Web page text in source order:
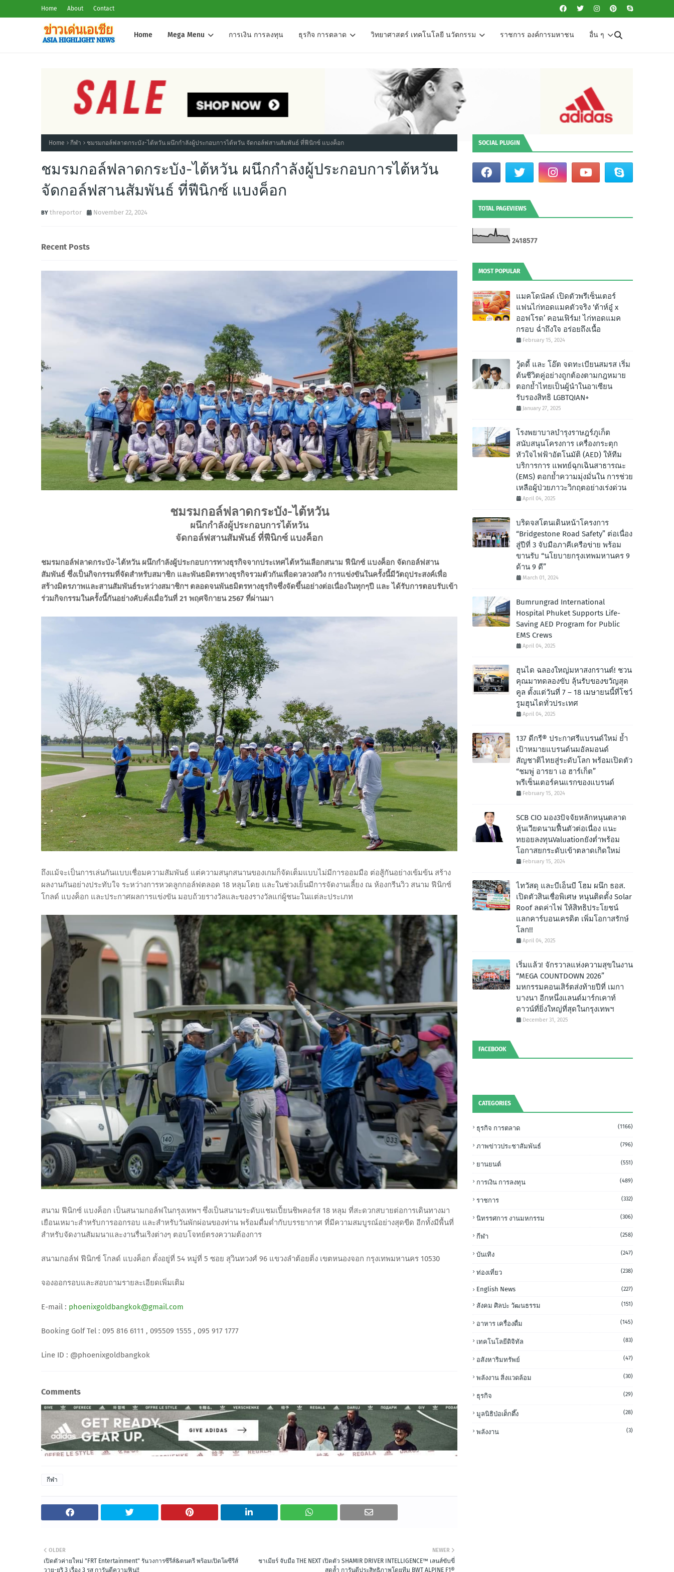
Home About Contact
Home Mega Menu การเงิน การลงทุน ธุรกิจ การตลาด วิทยาศาสตร์ เทคโนโลยี นวัตกรรม ราชการ องค์การมหาชน อื่น ๆ
Home กีฬา ชมรมกอล์ฟลาดกระบัง-ไต้หวัน ผนึกกำลังผู้ประกอบการไต้หวัน จัดกอล์ฟสานสัมพันธ์ ที่ฟีนิกซ์ แบงค็อก
ชมรมกอล์ฟลาดกระบัง-ไต้หวัน ผนึกกำลังผู้ประกอบการไต้หวัน
จัดกอล์ฟสานสัมพันธ์ ที่ฟีนิกซ์ แบงค็อก
threportor November 22, 2024
Recent Posts
ชมรมกอล์ฟลาดกระบัง-ไต้หวัน
ผนึกกำลังผู้ประกอบการไต้หวัน
จัดกอล์ฟสานสัมพันธ์ ที่ฟีนิกซ์ แบงค็อก
ชมรมกอล์ฟลาดกระบัง-ไต้หวัน ผนึกกำลังผู้ประกอบการทางธุรกิจจากประเทศไต้หวันเลือกสนาม ฟีนิกซ์ แบงค็อก จัดกอล์ฟสาน
สัมพันธ์ ซึ่งเป็นกิจกรรมที่จัดสำหรับสมาชิก และพันธมิตรทางธุรกิจรวมตัวกันเพื่อดวลวงสวิง การแข่งขันในครั้งนี้มีวัตถุประสงค์เพื่อ
สร้างมิตรภาพและสานสัมพันธ์ระหว่างสมาชิกฯ ตลอดจนพันธมิตรทางธุรกิจซึ่งจัดขึ้นอย่างต่อเนื่องในทุกๆปี และ ได้รับการตอบรับเข้า
ร่วมกิจกรรมในครั้งนี้กันอย่างคับคั่งเมื่อวันที่ 21 พฤศจิกายน 2567 ที่ผ่านมา
ถึงแม้จะเป็นการเล่นกันแบบเชื่อมความสัมพันธ์ แต่ความสนุกสนานของเกมก็จัดเต็มแบบไม่มีการออมมือ ต่อสู้กันอย่างเข้มข้น สร้าง
ผลงานกันอย่างประทับใจ ระหว่างการหวดลูกกอล์ฟตลอด 18 หลุมโดย และในช่วงเย็นมีการจัดงานเลี้ยง ณ ห้องกรีนวิว สนาม ฟีนิกซ์
โกลด์ แบงค็อก และประกาศผลการแข่งขัน มอบถ้วยรางวัลและของรางวัลแก่ผู้ชนะในแต่ละประเภท
สนาม ฟีนิกซ์ แบงค็อก เป็นสนามกอล์ฟในกรุงเทพฯ ซึ่งเป็นสนามระดับแชมเปี้ยนชิพคอร์ส 18 หลุม ที่สะดวกสบายต่อการเดินทางมา
เยือนเหมาะสำหรับการออกรอบ และสำหรับวันพักผ่อนของท่าน พร้อมดื่มด่ำกับบรรยากาศ ที่มีความสมบูรณ์อย่างสุดขีด อีกทั้งมีพื้นที่
สำหรับจัดงานสัมมนาและงานรื่นเริงต่างๆ ตอบโจทย์ตรงความต้องการ
สนามกอล์ฟ ฟีนิกซ์ โกลด์ แบงค็อก ตั้งอยู่ที่ 54 หมู่ที่ 5 ซอย สุวินทวงศ์ 96 แขวงลำต้อยติ่ง เขตหนองจอก กรุงเทพมหานคร 10530
จองออกรอบและสอบถามรายละเอียดเพิ่มเติม
E-mail : phoenixgoldbangkok@gmail.com
Booking Golf Tel : 095 816 6111 , 095509 1555 , 095 917 1777
Line ID : @phoenixgoldbangkok
Comments
กีฬา
NEWER
ชาเมียร์ จับมือ THE NEXT เปิดตัว SHAMIR DRIVER INTELLIGENCE™ เลนส์ขับขี่
สุดล้ำ การันตีประสิทธิภาพโดยทีม BWT ALPINE F1®
OLDER
เปิดตัวค่ายใหม่ "FRT Entertainment" รันวงการซีรีส์&ดนตรี พร้อมเปิดโผซีรีส์
วาย-ยูริ 3 เรื่อง 3 รส การันตีความฟิน!!
SOCIAL PLUGIN
TOTAL PAGEVIEWS
2418577
MOST POPULAR
แมคโดนัลด์ เปิดตัวพรีเซ็นเตอร์
แฟนไก่ทอดแมคตัวจริง ‘ต้าห์อู๋ x
ออฟโรด’ คอนเฟิร์ม! ไก่ทอดแมค
กรอบ ฉํ่าถึงใจ อร่อยถึงเนื้อ
February 15, 2024
วู้ดดี้ และ โอ๊ต จดทะเบียนสมรส เริ่ม
ต้นชีวิตคู่อย่างถูกต้องตามกฎหมาย
ตอกย้ำไทยเป็นผู้นำในอาเซียน
รับรองสิทธิ LGBTQIAN+
January 27, 2025
โรงพยาบาลบำรุงราษฎร์ภูเก็ต
สนับสนุนโครงการ เครื่องกระตุก
หัวใจไฟฟ้าอัตโนมัติ (AED) ให้ทีม
บริการการ แพทย์ฉุกเฉินสาธารณะ
(EMS) ตอกย้ำความมุ่งมั่นใน การช่วย
เหลือผู้ป่วยภาวะวิกฤตอย่างเร่งด่วน
April 04, 2025
บริดจสโตนเดินหน้าโครงการ
“Bridgestone Road Safety” ต่อเนื่อง
สู่ปีที่ 3 จับมือภาคีเครือข่าย พร้อม
ขานรับ “นโยบายกรุงเทพมหานคร 9
ด้าน 9 ดี”
March 01, 2024
Bumrungrad International
Hospital Phuket Supports Life-
Saving AED Program for Public
EMS Crews
April 04, 2025
ฮุนได ฉลองใหญ่มหาสงกรานต์! ชวน
คุณมาทดลองขับ ลุ้นรับของขวัญสุด
คูล ตั้งแต่วันที่ 7 – 18 เมษายนนี้ที่โชว์
รูมฮุนไดทั่วประเทศ
April 04, 2025
137 ดีกรี® ประกาศรีแบรนด์ใหม่ ย้ำ
เป้าหมายแบรนด์นมอัลมอนด์
สัญชาติไทยสู่ระดับโลก พร้อมเปิดตัว
“ชมพู่ อารยา เอ ฮาร์เก็ต”
พรีเซ็นเตอร์คนแรกของแบรนด์
February 15, 2024
SCB CIO มอง3ปัจจัยหลักหนุนตลาด
หุ้นเวียดนามฟื้นตัวต่อเนื่อง แนะ
ทยอยลงทุนValuationยังต่ำพร้อม
โอกาสยกระดับเข้าตลาดเกิดใหม่
February 15, 2024
ไทวัสดุ และบีเอ็นบี โฮม ผนึก ธอส.
เปิดตัวสินเชื่อพิเศษ หนุนติดตั้ง Solar
Roof ลดค่าไฟ ให้สิทธิประโยชน์
แลกคาร์บอนเครดิต เพิ่มโอกาสรักษ์
โลก!!
April 04, 2025
เริ่มแล้ว! จักรวาลแห่งความสุขในงาน
“MEGA COUNTDOWN 2026”
มหกรรมคอนเสิร์ตส่งท้ายปีที่ เมกา
บางนา อีกหนึ่งแลนด์มาร์กเคาท์
ดาวน์ที่ยิ่งใหญ่ที่สุดในกรุงเทพฯ
December 31, 2025
FACEBOOK
CATEGORIES
ธุรกิจ การตลาด (1166)
ภาพข่าวประชาสัมพันธ์ (796)
ยานยนต์ (551)
การเงิน การลงทุน (489)
ราชการ (332)
นิทรรศการ งานมหกรรม (306)
กีฬา (258)
บันเทิง (247)
ท่องเที่ยว (238)
English News (227)
สังคม ศิลปะ วัฒนธรรม (151)
อาหาร เครื่องดื่ม (145)
เทคโนโลยีดิจิทัล (83)
อสังหาริมทรัพย์ (47)
พลังงาน สิ่งแวดล้อม (30)
ธุรกิจ (29)
มูลนิธิป่อเต็กตึ๊ง (28)
พลังงาน (3)